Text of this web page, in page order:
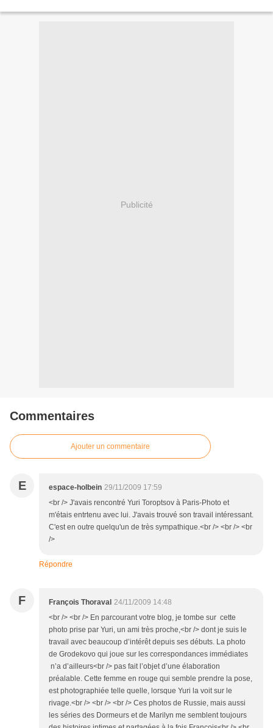
Publicité
Commentaires
Ajouter un commentaire
E espace-holbein 29/11/2009 17:59
<br /> J'avais rencontré Yuri Toroptsov à Paris-Photo et
m'étais entrtenu avec lui. J'avais trouvé son travail intéressant.
C'est en outre quelqu'un de très sympathique.<br /> <br /> <br
/>
Répondre
F François Thoraval 24/11/2009 14:48
<br /> <br /> En parcourant votre blog, je tombe sur cette
photo prise par Yuri, un ami très proche,<br /> dont je suis le
travail avec beaucoup d’intérêt depuis ses débuts. La photo
de Grodekovo qui joue sur les correspondances immédiates
n’a d’ailleurs<br /> pas fait l’objet d’une élaboration
préalable. Cette femme en rouge qui semble prendre la pose,
est photographiée telle quelle, lorsque Yuri la voit sur le
rivage.<br /> <br /> <br /> Ces photos de Russie, mais aussi
les séries des Dormeurs et de Marilyn me semblent toujours